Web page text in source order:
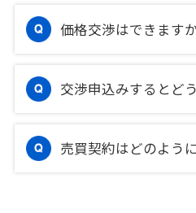
価格交渉はできます
交渉申込みするとど
売買契約はどのよう